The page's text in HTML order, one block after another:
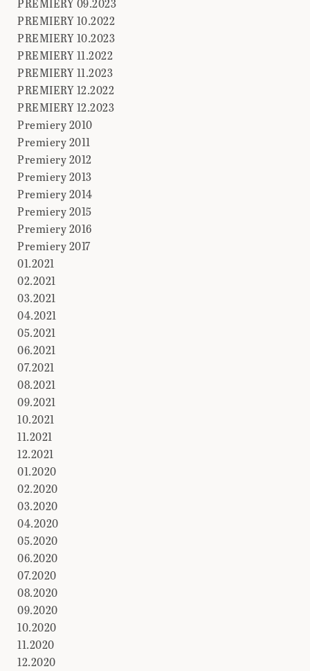
PREMIERY 09.2023
PREMIERY 10.2022
PREMIERY 10.2023
PREMIERY 11.2022
PREMIERY 11.2023
PREMIERY 12.2022
PREMIERY 12.2023
Premiery 2010
Premiery 2011
Premiery 2012
Premiery 2013
Premiery 2014
Premiery 2015
Premiery 2016
Premiery 2017
01.2021
02.2021
03.2021
04.2021
05.2021
06.2021
07.2021
08.2021
09.2021
10.2021
11.2021
12.2021
01.2020
02.2020
03.2020
04.2020
05.2020
06.2020
07.2020
08.2020
09.2020
10.2020
11.2020
12.2020